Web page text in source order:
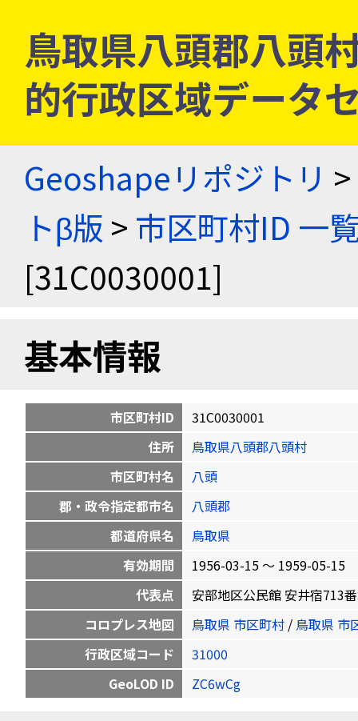
鳥取県八頭郡八頭
的行政区域データ
Geoshapeリポジトリ >
トβ版 > 市区町村ID 一
[31C0030001]
基本情報
市区町村ID
31C0030001
住所
鳥取県八頭郡八頭村
市区町村名
八頭
郡・政令指定都市名
八頭郡
都道府県名
鳥取県
有効期間
1956-03-15 〜 1959-05-15
代表点
安部地区公民館 安井宿713
コロプレス地図
鳥取県 市区町村 / 鳥取県 市
行政区域コード
31000
GeoLOD ID
ZC6wCg